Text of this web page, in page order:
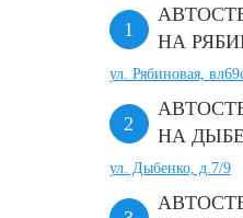
НА
ул. Рябиновая,
НА
ул. Дыбенко, д.7/9